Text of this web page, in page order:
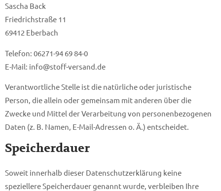
Sascha Back
Friedrichstraße 11
69412 Eberbach
Telefon: 06271-94 69 84-0
E-Mail: info@stoff-versand.de
Verantwortliche Stelle ist die natürliche oder juristische
Person, die allein oder gemeinsam mit anderen über die
Zwecke und Mittel der Verarbeitung von personenbezogenen
Daten (z. B. Namen, E-Mail-Adressen o. Ä.) entscheidet.
Speicherdauer
Soweit innerhalb dieser Datenschutzerklärung keine
speziellere Speicherdauer genannt wurde, verbleiben Ihre